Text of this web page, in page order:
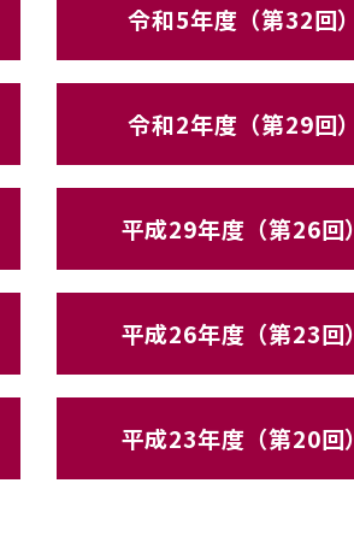
令和5年度（第32回）
令和2年度（第29回）
平成29年度（第26回）
平成26年度（第23回）
平成23年度（第20回）